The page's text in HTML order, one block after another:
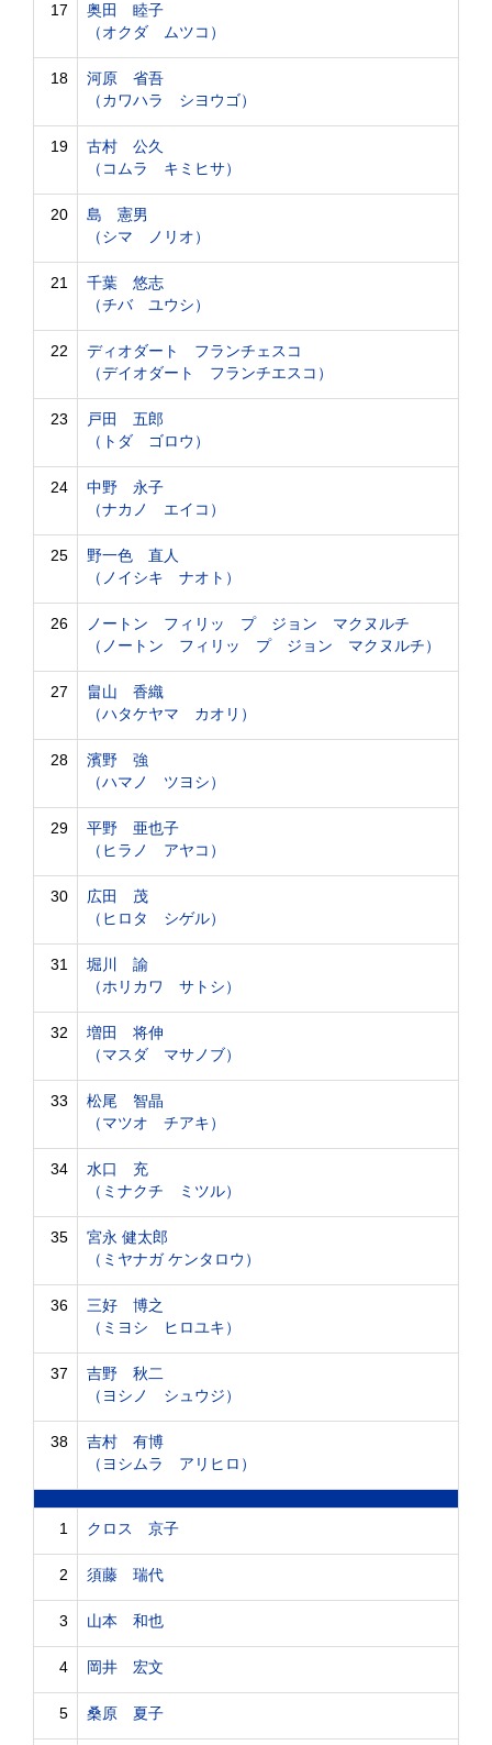
17
奥田 睦子
（オクダ ムツコ）
18
河原 省吾
（カワハラ シヨウゴ）
19
古村 公久
（コムラ キミヒサ）
20
島 憲男
（シマ ノリオ）
21
千葉 悠志
（チバ ユウシ）
22
ディオダート フランチェスコ
（デイオダート フランチエスコ）
23
戸田 五郎
（トダ ゴロウ）
24
中野 永子
（ナカノ エイコ）
25
野一色 直人
（ノイシキ ナオト）
26
ノートン フィリッ プ ジョン マクヌルチ
（ノートン フィリッ プ ジョン マクヌルチ）
27
畠山 香織
（ハタケヤマ カオリ）
28
濱野 強
（ハマノ ツヨシ）
29
平野 亜也子
（ヒラノ アヤコ）
30
広田 茂
（ヒロタ シゲル）
31
堀川 諭
（ホリカワ サトシ）
32
増田 将伸
（マスダ マサノブ）
33
松尾 智晶
（マツオ チアキ）
34
水口 充
（ミナクチ ミツル）
35
宮永 健太郎
（ミヤナガ ケンタロウ）
36
三好 博之
（ミヨシ ヒロユキ）
37
吉野 秋二
（ヨシノ シュウジ）
38
吉村 有博
（ヨシムラ アリヒロ）
1 クロス 京子
2 須藤 瑞代
3 山本 和也
4 岡井 宏文
5 桑原 夏子